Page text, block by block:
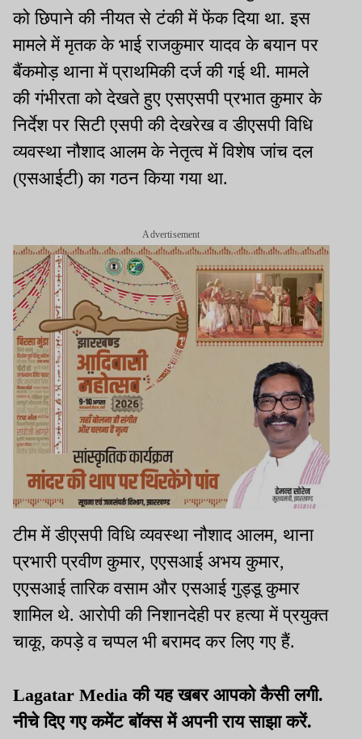
को छिपाने की नीयत से टंकी में फेंक दिया था. इस
मामले में मृतक के भाई राजकुमार यादव के बयान पर
बैंकमोड़ थाना में प्राथमिकी दर्ज की गई थी. मामले
की गंभीरता को देखते हुए एसएसपी प्रभात कुमार के
निर्देश पर सिटी एसपी की देखरेख व डीएसपी विधि
व्यवस्था नौशाद आलम के नेतृत्व में विशेष जांच दल
(एसआईटी) का गठन किया गया था.
Advertisement
टीम में डीएसपी विधि व्यवस्था नौशाद आलम, थाना
प्रभारी प्रवीण कुमार, एएसआई अभय कुमार,
एएसआई तारिक वसाम और एसआई गुड्डू कुमार
शामिल थे. आरोपी की निशानदेही पर हत्या में प्रयुक्त
चाकू, कपड़े व चप्पल भी बरामद कर लिए गए हैं.
Lagatar Media की यह खबर आपको कैसी लगी.
नीचे दिए गए कमेंट बॉक्स में अपनी राय साझा करें.